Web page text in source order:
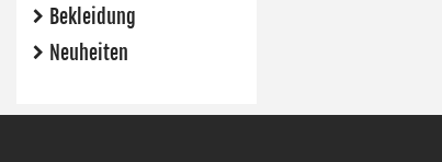
Bekleidung
Neuheiten